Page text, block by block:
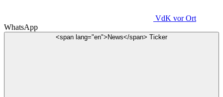
VdK vor Ort
WhatsApp
<span lang="en">News</span> Ticker